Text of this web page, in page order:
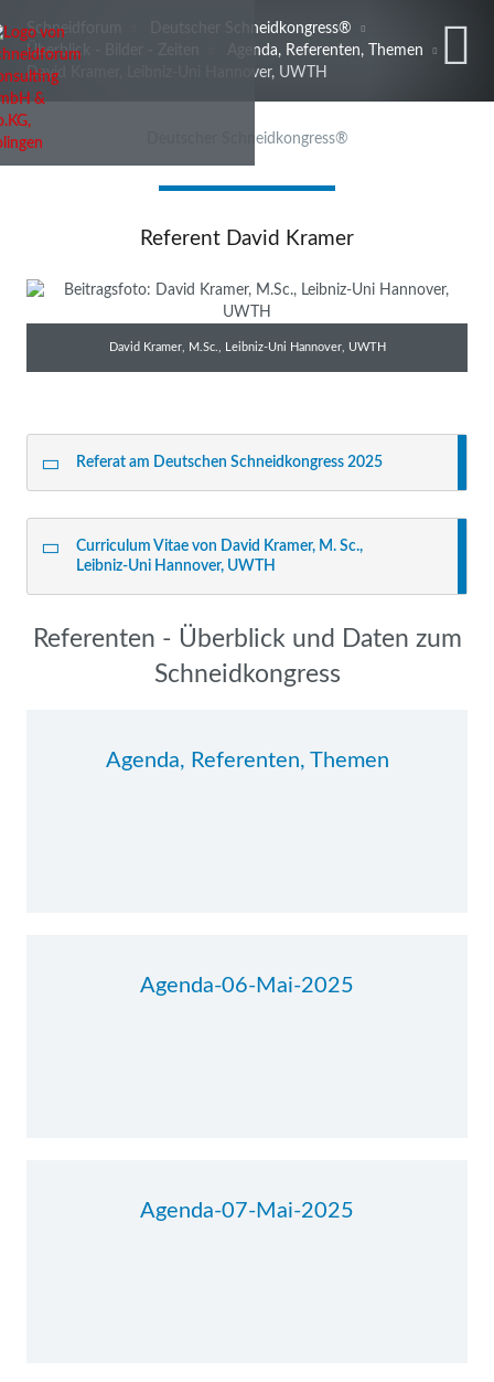
Schneidforum
Deutscher Schneidkongress®
Überblick - Bilder - Zeiten
Agenda, Referenten, Themen
David Kramer, Leibniz-Uni Hannover, UWTH
Deutscher Schneidkongress®
Referent David Kramer
David Kramer, M.Sc., Leibniz-Uni Hannover, UWTH
Referat am Deutschen Schneidkongress 2025
Curriculum Vitae von David Kramer, M. Sc.,
Leibniz-Uni Hannover, UWTH
Navigation
Referenten - Überblick und Daten zum
Schneidkongress
Agenda, Referenten, Themen
Agenda-06-Mai-2025
Agenda-07-Mai-2025